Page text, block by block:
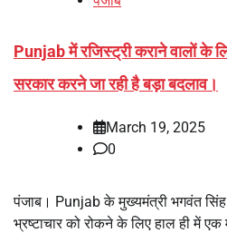
Punjab में रजिस्ट्री कराने वालों के
सरकार करने जा रही है बड़ा बदलाव।
March 19, 2025
0
पंजाब। Punjab के मुख्यमंत्री भगवंत
भ्रष्टाचार को रोकने के लिए हाल ही में एक